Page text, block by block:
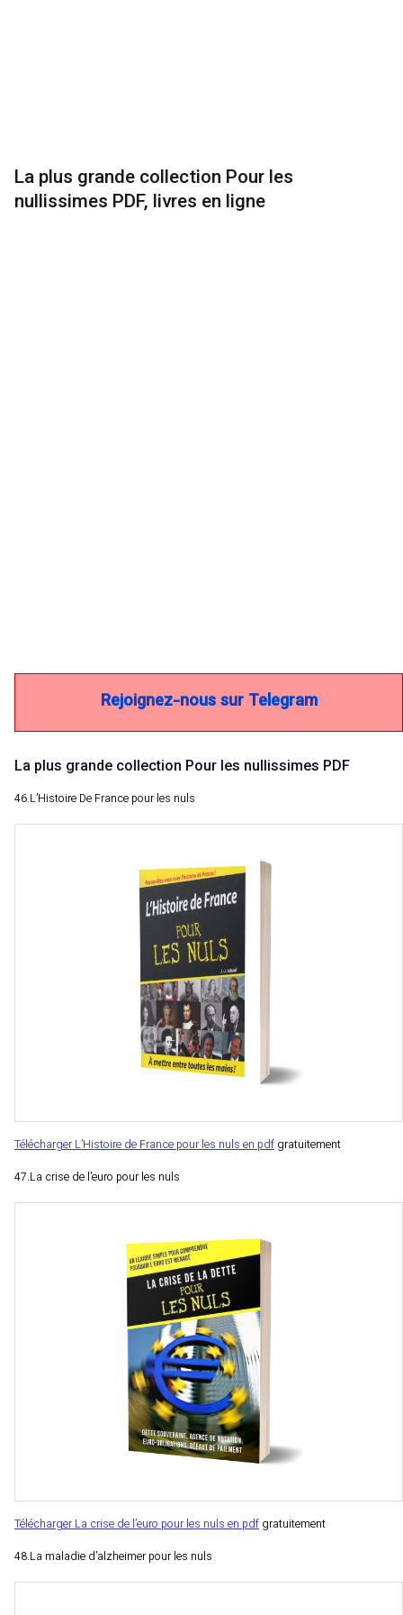
La plus grande collection Pour les
nullissimes PDF, livres en ligne
Rejoignez-nous sur Telegram
La plus grande collection Pour les nullissimes PDF
46.L’Histoire De France pour les nuls
Télécharger L’Histoire de France pour les nuls en pdf gratuitement
47.La crise de l’euro pour les nuls
Télécharger La crise de l’euro pour les nuls en pdf gratuitement
48.La maladie d’alzheimer pour les nuls